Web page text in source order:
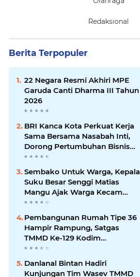
Redaksional
Berita Terpopuler
22 Negara Resmi Akhiri MPE
Garuda Canti Dharma III Tahun
2026
BRI Kanca Kota Perkuat Kerja
Sama Bersama Nasabah Inti,
Dorong Pertumbuhan Bisnis
Berkelanjutan
Sembako Untuk Warga, Kepala
Suku Besar Senggi Matias
Mangu Ajak Warga Kecam
Pembunuhan Warga Sipil di
Yahukimo
Pembangunan Rumah Tipe 36
Hampir Rampung, Satgas
TMMD Ke-129 Kodim
1807/Sorong Selatan Wujudkan
Hunian Layak bagi Warga
Danlanal Bintan Hadiri
Kunjungan Tim Wasev TMMD